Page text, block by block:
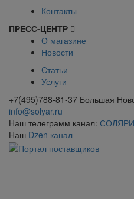
Контакты
ПРЕСС-ЦЕНТР
О магазине
Новости
Статьи
Услуги
+7(495)788-81-37 Большая
info@solyar.ru
Наш телеграмм канал:
Наш Dzen канал